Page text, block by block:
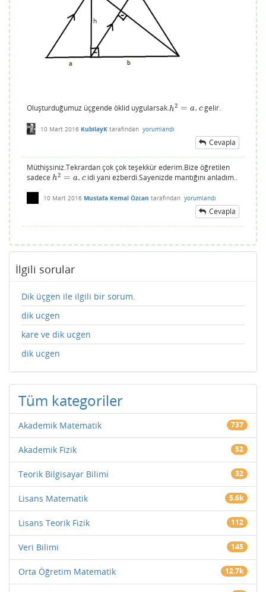
Oluşturduğumuz üçgende öklid uygularsak.h2 = a. c
h2 =a. c gelir.
10 Mart 2016 KubilayK tarafından yorumlandı
Cevapla
Müthişsiniz.Tekrardan çok çok teşekkür ederim.Bize öğretilen
sadece h2 = a. c
h2 =a. c idi yani ezberdi.Sayenizde mantığını anladım..
10 Mart 2016 Mustafa Kemal Özcan tarafından yorumlandı
Cevapla
İlgili sorular
Dik üçgen ile ilgili bir sorum.
dik ucgen
kare ve dik ucgen
dik ucgen
Tüm kategoriler
Akademik Matematik 737
Akademik Fizik 52
Teorik Bilgisayar Bilimi 32
Lisans Matematik 5.6k
Lisans Teorik Fizik 112
Veri Bilimi 145
Orta Öğretim Matematik 12.7k